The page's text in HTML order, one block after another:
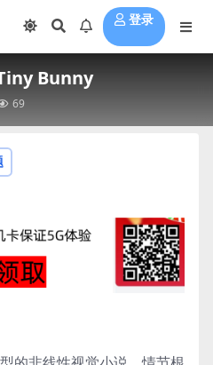
登录
Bunny
69